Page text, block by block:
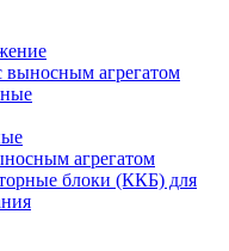
агрегатом
агрегатом
блоки (ККБ) для